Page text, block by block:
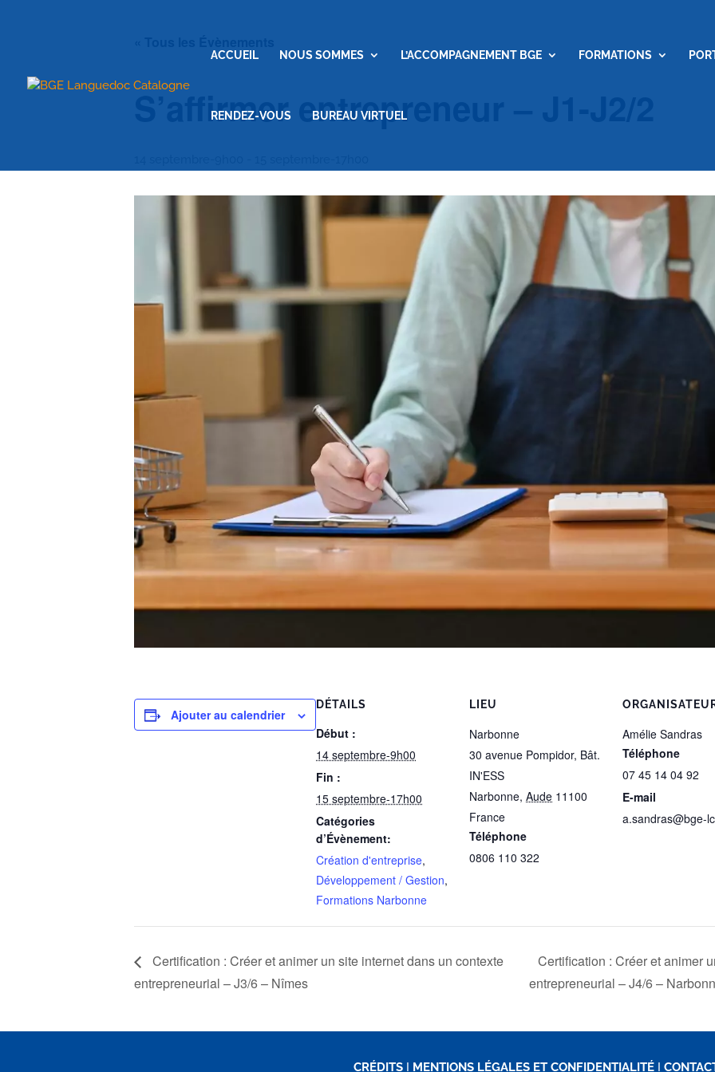
ACCUEIL NOUS SOMMES L’ACCOMPAGNEMENT BGE FORMATIONS
RENDEZ-VOUS BUREAU VIRTUEL
S’affirmer entrepreneur – J1-J2/2
Ajouter au calendrier
DÉTAILS
Début :
14 septembre-9h00
Fin :
15 septembre-17h00
Catégories
d’Évènement:
Création d'entreprise,
Développement / Gestion,
Formations Narbonne
LIEU
Narbonne
30 avenue Pompidor, Bât.
IN'ESS
Narbonne, Aude 11100
France
Téléphone
0806 110 322
Amélie Sandras
Téléphone
07 45 14 04 92
E-mail
a.sandras@bge-
Certification : Créer et animer un site internet dans un contexte
entrepreneurial – J3/6 – Nîmes
Certification : Créer et animer
entrepreneurial – J4/6 –
CRÉDITS I MENTIONS LÉGALES ET CONFIDENTIALITÉ I